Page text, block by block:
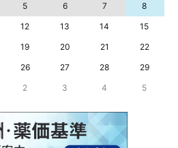
5 6 7
8
12 13 14
15
19 20 21
22
26 27 28
29
2 3 4 5